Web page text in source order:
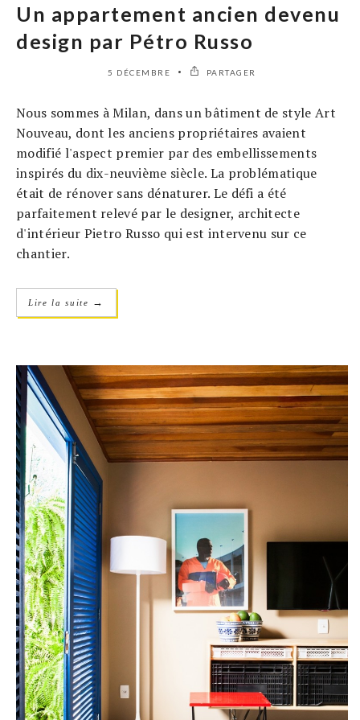
Un appartement ancien devenu
design par Pétro Russo
5 DÉCEMBRE PARTAGER
Nous sommes à Milan, dans un bâtiment de style Art
Nouveau, dont les anciens propriétaires avaient
modifié l'aspect premier par des embellissements
inspirés du dix-neuvième siècle. La problématique
était de rénover sans dénaturer. Le défi a été
parfaitement relevé par le designer, architecte
d'intérieur Pietro Russo qui est intervenu sur ce
chantier.
Lire la suite →